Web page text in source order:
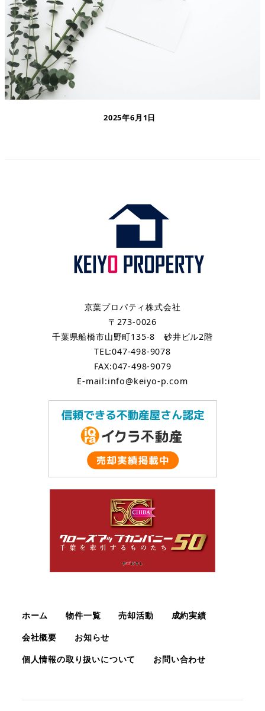
2025年6月1日
京葉プロパティ株式会社
〒273-0026
千葉県船橋市山野町135-8 砂井ビル2階
TEL:047-498-9078
FAX:047-498-9079
E-mail:info@keiyo-p.com
ホーム 物件一覧 売却活動
成約実績
会社概要
お知らせ
個人情報の取り扱いについて
お問い合わせ